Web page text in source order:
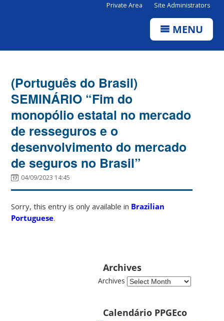
Private Area Site Administrators
MENU
(Português do Brasil)
SEMINÁRIO “Fim do
monopólio estatal no mercado
de resseguros e o
desenvolvimento do mercado
de seguros no Brasil”
04/09/2023 14:45
Sorry, this entry is only available in Brazilian
Portuguese.
Archives
Archives
Calendário PPGEco